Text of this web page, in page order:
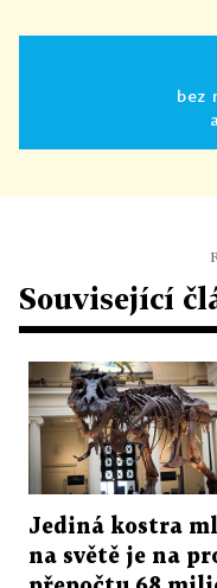
bez
Související
Jediná kostra
na světě je na